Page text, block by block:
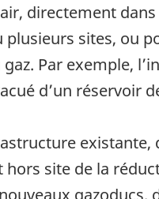
directement
sites, ou
Par exemple,
d’un réservoir
site de la
gazoducs,